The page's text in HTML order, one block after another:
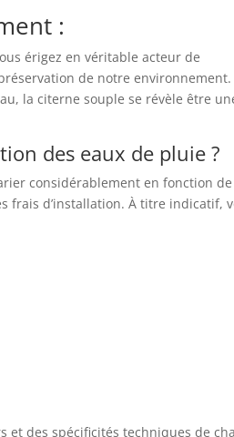
:
érigez en véritable acteur de
de notre environnement.
la citerne souple se révèle être
des eaux de pluie ?
considérablement en fonction de
frais d’installation. À titre indicatif,
et des spécificités techniques de